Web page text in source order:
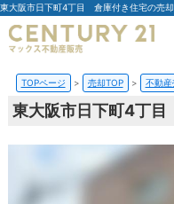
TOPページ 売却TOP 不動
東大阪市日下町4丁